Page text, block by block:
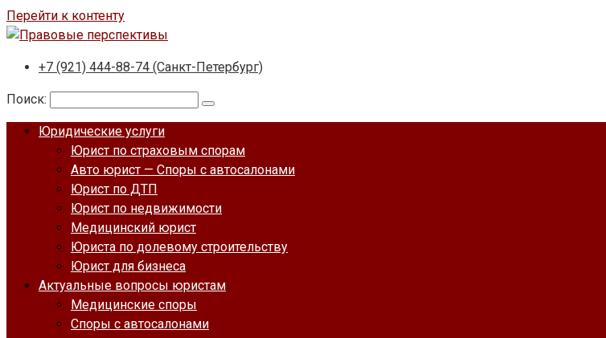
Перейти к контенту
+7 (921) 444-88-74 (Санкт-Петербург)
Поиск:
Юридические услуги
Юрист по страховым спорам
Авто юрист — Споры с автосалонами
Юрист по ДТП
Юрист по недвижимости
Медицинский юрист
Юриста по долевому строительству
Юрист для бизнеса
Актуальные вопросы юристам
Медицинские споры
Споры с автосалонами